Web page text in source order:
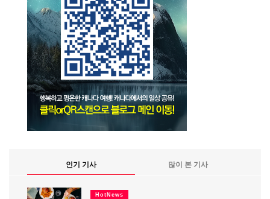
인기 기사 많이 본 기사
HotNews